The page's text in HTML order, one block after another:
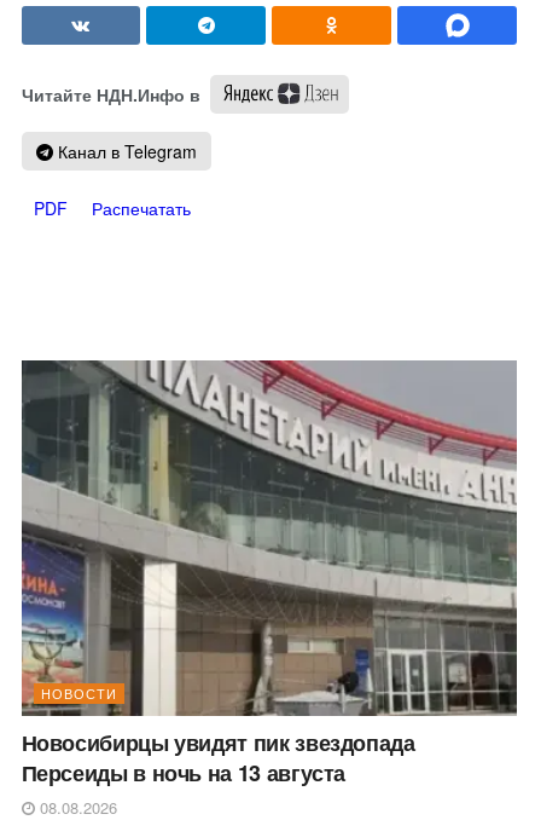
Читайте НДН.Инфо в
Канал в Telegram
PDF Распечатать
НОВОСТИ
Новосибирцы увидят пик звездопада
Персеиды в ночь на 13 августа
08.08.2026